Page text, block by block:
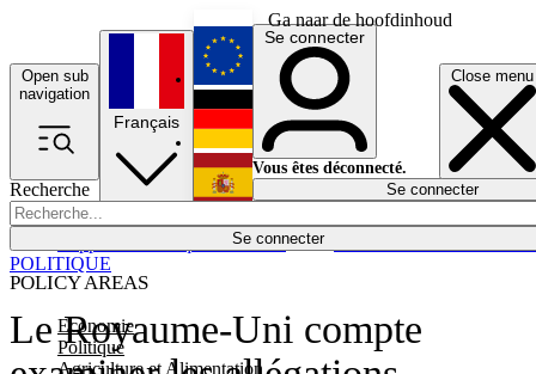
Ga naar de hoofdinhoud
Open sub
navigation
Close menu
Recherche
Se connecter
POLICY AREAS
Economie
Politique
Agriculture et Alimentation
Économie
Français
English
Deutsch
Español
Se connecter
Vous êtes déconnecté.
Se connecter
Le Royaume-Uni compte
POLITIQUE